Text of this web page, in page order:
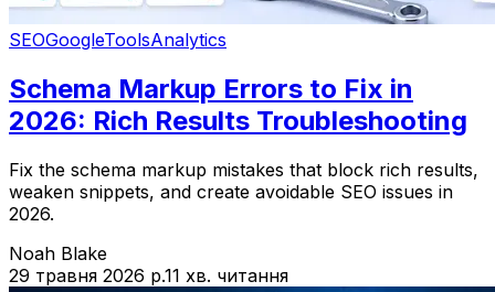
SEOGoogleToolsAnalytics
Schema Markup Errors to Fix in
2026: Rich Results Troubleshooting
Fix the schema markup mistakes that block rich results,
weaken snippets, and create avoidable SEO issues in
2026.
Noah Blake
29 травня 2026 р.11 хв. читання